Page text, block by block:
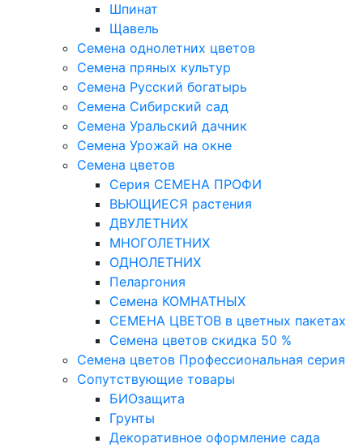
Шпинат
Щавель
Семена однолетних цветов
Семена пряных культур
Семена Русский богатырь
Семена Сибирский сад
Семена Уральский дачник
Семена Урожай на окне
Семена цветов
Cерия CЕМЕНА ПРОФИ
ВЬЮЩИЕСЯ растения
ДВУЛЕТНИХ
МНОГОЛЕТНИХ
ОДНОЛЕТНИХ
Пеларгония
Семена КОМНАТНЫХ
СЕМЕНА ЦВЕТОВ в цветных пакетах
Семена цветов скидка 50 %
Семена цветов Профессиональная серия
Сопутствующие товары
БИОзащита
Грунты
Декоративное оформление сада